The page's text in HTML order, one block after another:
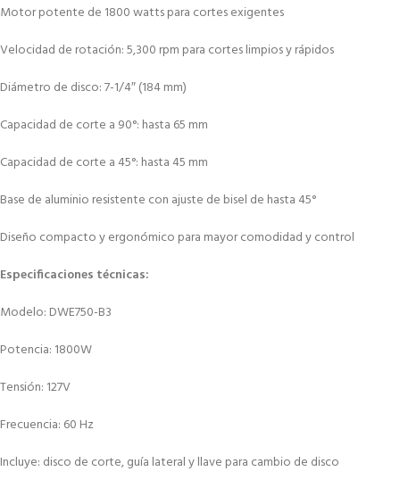
Motor potente de 1800 watts para cortes exigentes
Velocidad de rotación: 5,300 rpm para cortes limpios y rápidos
Diámetro de disco: 7-1/4″ (184 mm)
Capacidad de corte a 90°: hasta 65 mm
Capacidad de corte a 45°: hasta 45 mm
Base de aluminio resistente con ajuste de bisel de hasta 45°
Diseño compacto y ergonómico para mayor comodidad y control
Especificaciones técnicas:
Modelo: DWE750-B3
Potencia: 1800W
Tensión: 127V
Frecuencia: 60 Hz
Incluye: disco de corte, guía lateral y llave para cambio de disco